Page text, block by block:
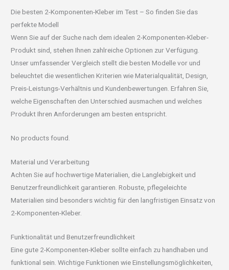
Die besten 2-Komponenten-Kleber im Test – So finden Sie das
perfekte Modell
Wenn Sie auf der Suche nach dem idealen 2-Komponenten-Kleber-
Produkt sind, stehen Ihnen zahlreiche Optionen zur Verfügung.
Unser umfassender Vergleich stellt die besten Modelle vor und
beleuchtet die wesentlichen Kriterien wie Materialqualität, Design,
Preis-Leistungs-Verhältnis und Kundenbewertungen. Erfahren Sie,
welche Eigenschaften den Unterschied ausmachen und welches
Produkt Ihren Anforderungen am besten entspricht.
No products found.
Material und Verarbeitung
Achten Sie auf hochwertige Materialien, die Langlebigkeit und
Benutzerfreundlichkeit garantieren. Robuste, pflegeleichte
Materialien sind besonders wichtig für den langfristigen Einsatz von
2-Komponenten-Kleber.
Funktionalität und Benutzerfreundlichkeit
Eine gute 2-Komponenten-Kleber sollte einfach zu handhaben und
funktional sein. Wichtige Funktionen wie Einstellungsmöglichkeiten,